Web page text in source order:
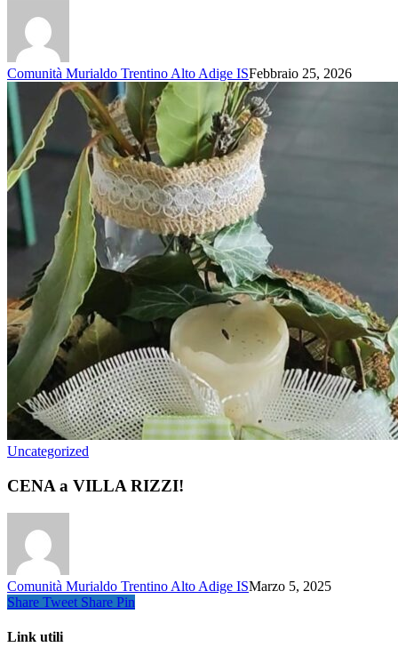
Comunità Murialdo Trentino Alto Adige ISFebbraio 25, 2026
Uncategorized
CENA a VILLA RIZZI!
Comunità Murialdo Trentino Alto Adige ISMarzo 5, 2025
Share Tweet Share Pin
Link utili